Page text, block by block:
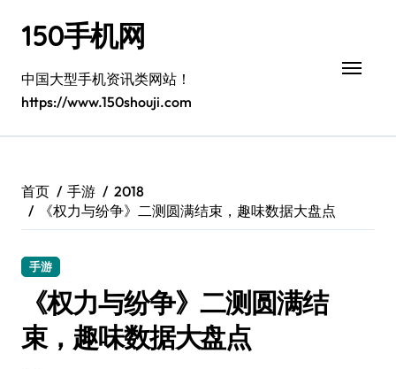
150手机网
中国大型手机资讯类网站！
https://www.150shouji.com
首页 手游
2018
《权力与纷争》二测圆满结束，趣味数据大盘点
手游
《权力与纷争》二测圆满结
束，趣味数据大盘点